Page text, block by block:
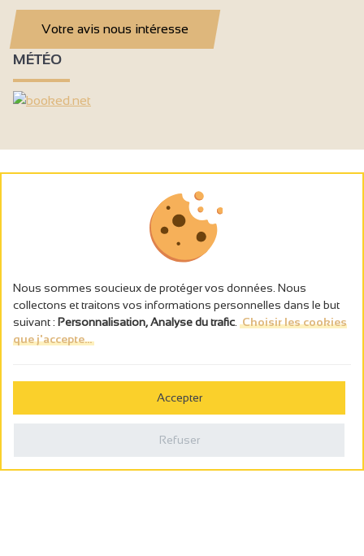
Votre avis nous intéresse
MÉTÉO
L’abus d’alcool est dangereux pour la santé, à consommer avec
Politique de confidentialité
Nous sommes soucieux de protéger vos données. Nous
collectons et traitons vos informations personnelles dans le but
suivant : Personnalisation, Analyse du trafic Choisir les cookies
que j'accepte...
Accepter
Refuser